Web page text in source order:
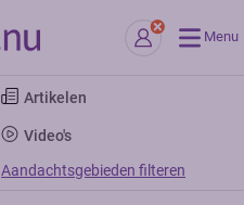
Menu
Artikelen
Video's
Aandachtsgebieden filteren